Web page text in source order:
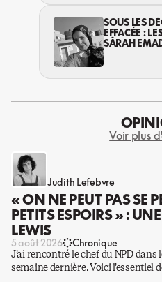
SOUS LES
EFFACÉE :
RÊVES
SARAH
Voir plus
Judith Lefebvre
« ON NE PEUT PAS SE
PETITS ESPOIRS » :
LEWIS
5 août 2026 Chronique
J’ai rencontré le chef du NPD
semaine dernière. Voici l’essentiel